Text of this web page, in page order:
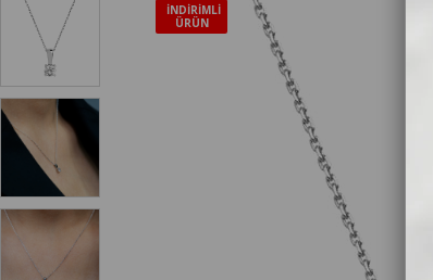
İNDIRIMLI
ÜRÜN